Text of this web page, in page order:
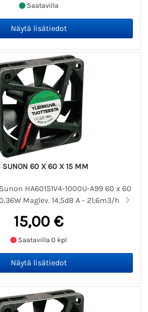
Saatavilla
SUNON 60 X 60 X 15 MM
HA60151V4-1000U-A99 60 x 60
Maglev. 14,5dB A - 21,6m3/h
15,00 €
Saatavilla 0 kpl